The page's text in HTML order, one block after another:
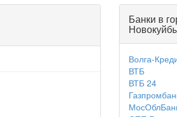
Банки в
Волга-
ВТБ
ВТБ 24